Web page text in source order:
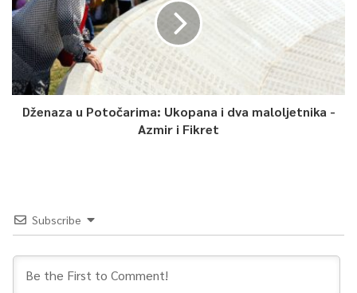
Dženaza u Potočarima: Ukopana i dva maloljetnika -
Azmir i Fikret
Subscribe